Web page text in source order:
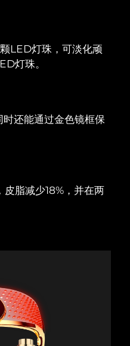
LED灯珠，可淡化顽
灯珠。
还能通过金色镜框保
脂减少18%，并在两
预计送达日期8/11/26